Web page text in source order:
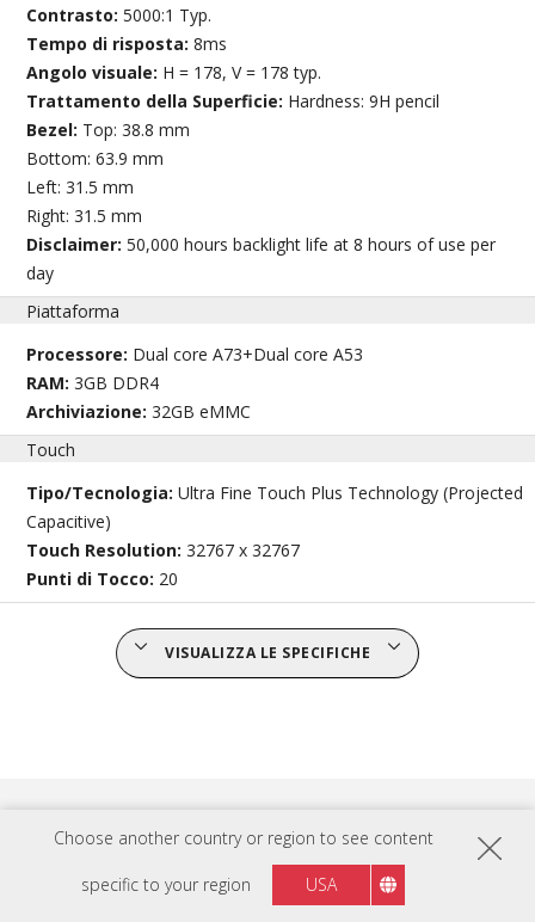
Choose another country or region to see content
specific to your region USA
Contrasto:5000:1 Typ.
Tempo di risposta:8ms
Angolo visuale: H = 178, V = 178 typ.
Trattamento della Superficie: Hardness: 9H pencil
Bezel: Top: 38.8 mm
Bottom: 63.9 mm
Left: 31.5 mm
Right: 31.5 mm
Disclaimer:50,000 hours backlight life at 8 hours of use per
day
Piattaforma
Processore: Dual core A73+Dual core A53
RAM:3GB DDR4
Archiviazione:32GB eMMC
Touch
Tipo/Tecnologia:Ultra Fine Touch Plus Technology (Projected
Capacitive)
Touch Resolution:32767 x 32767
Punti di Tocco: 20
VISUALIZZA LE SPECIFICHE
COMPATIBILE CON: SKU